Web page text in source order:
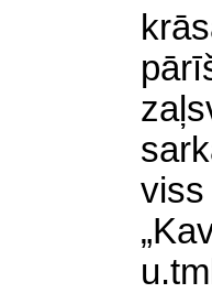
viss